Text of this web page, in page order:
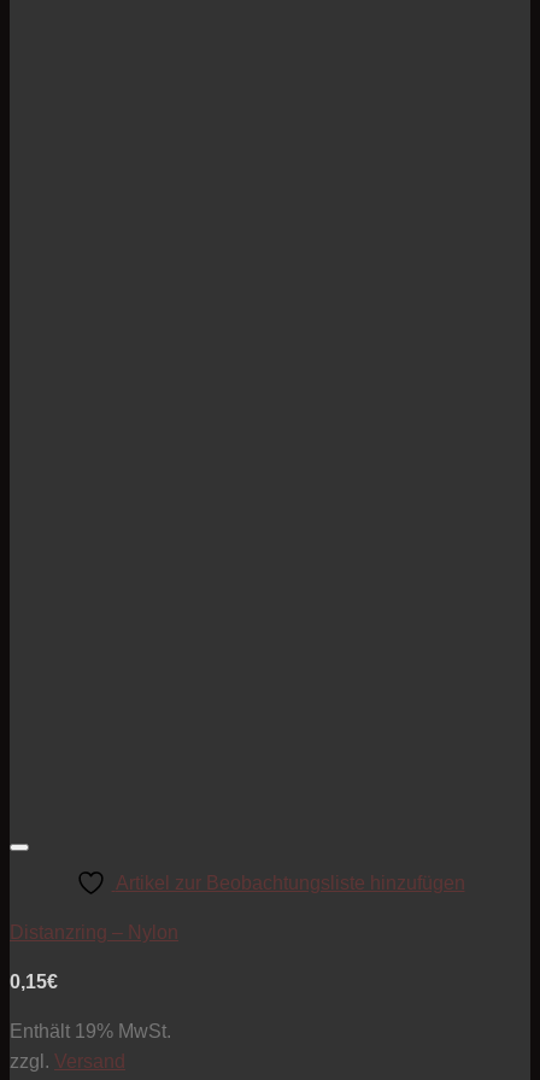
Artikel zur Beobachtungsliste hinzufügen
Distanzring – Nylon
0,15€
Enthält 19% MwSt.
zzgl. Versand